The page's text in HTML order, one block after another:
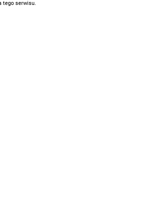
tego serwisu.